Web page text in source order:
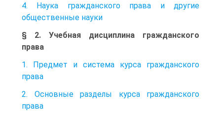
4. Наука гражданского права и другие
общественные науки
§ 2. Учебная дисциплина гражданского
права
1. Предмет и система курса гражданского
права
2. Основные разделы курса гражданского
права